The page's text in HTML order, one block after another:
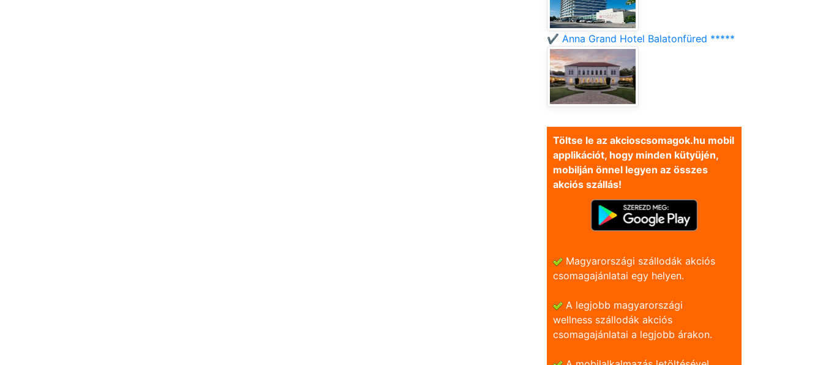
✔️ Anna Grand Hotel Balatonfüred *****
Töltse le az akcioscsomagok.hu mobil
applikációt, hogy minden kütyüjén,
mobilján önnel legyen az összes
akciós szállás!
Magyarországi szállodák akciós
csomagajánlatai egy helyen.
A legjobb magyarországi
wellness szállodák akciós
csomagajánlatai a legjobb árakon.